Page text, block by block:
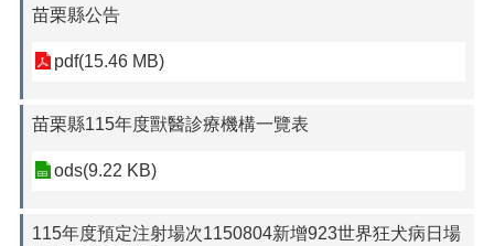
苗栗縣公告
pdf(15.46 MB)
苗栗縣115年度獸醫診療機構一覽表
ods(9.22 KB)
115年度預定注射場次1150804新增923世界狂犬病日場